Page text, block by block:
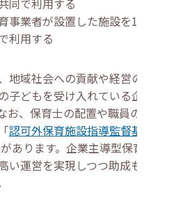
同で利用する
業者が設置した施設を1つま
利用する
域社会への貢献や経営の安定
どもを受け入れている企業内
、保育士の配置や職員の資
認可外保育施設指導監督基準
あります。企業主導型保育事
運営を実現しつつ助成も受け